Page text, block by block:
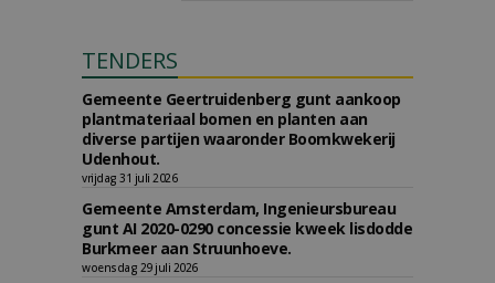
TENDERS
Gemeente Geertruidenberg gunt aankoop
plantmateriaal bomen en planten aan
diverse partijen waaronder Boomkwekerij
Udenhout.
vrijdag 31 juli 2026
Gemeente Amsterdam, Ingenieursbureau
gunt AI 2020-0290 concessie kweek lisdodde
Burkmeer aan Struunhoeve.
woensdag 29 juli 2026